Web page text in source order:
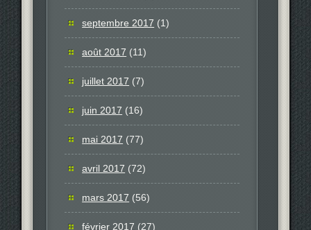
septembre 2017 (1)
août 2017 (11)
juillet 2017 (7)
juin 2017 (16)
mai 2017 (77)
avril 2017 (72)
mars 2017 (56)
février 2017 (27)